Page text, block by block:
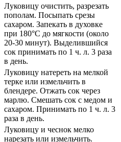
Луковицу очистить, разрезать
пополам. Посыпать срезы
сахаром. Запекать в духовке
при 180°C до мягкости (около
20-30 минут). Выделившийся
сок принимать по 1 ч. л. 3 раза
в день.
Луковицу натереть на мелкой
терке или измельчить в
блендере. Отжать сок через
марлю. Смешать сок с медом и
сахаром. Принимать по 1 ч. л. 3
раза в день.
Луковицу и чеснок мелко
нарезать или измельчить.